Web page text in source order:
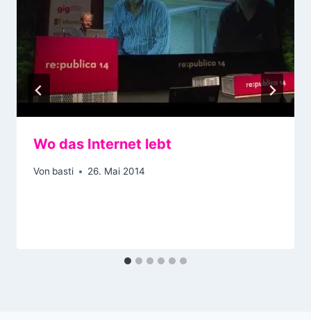
Wo das Internet lebt
Von basti 26. Mai 2014